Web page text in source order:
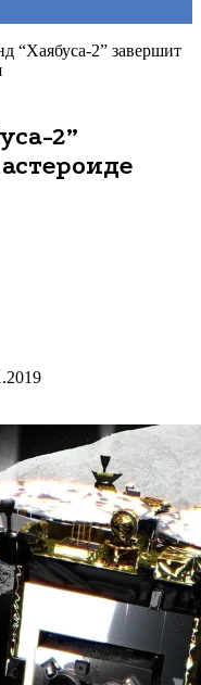
“Хаябуса-2” завершит
2”